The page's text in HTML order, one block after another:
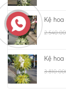
Kệ hoa
Kệ hoa